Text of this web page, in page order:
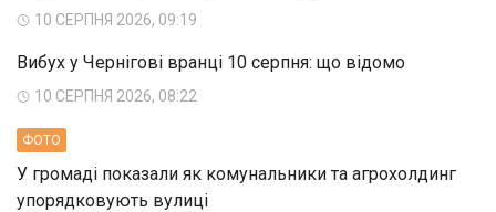
10 СЕРПНЯ 2026, 09:19
Вибух у Чернігові вранці 10 серпня: що відомо
10 СЕРПНЯ 2026, 08:22
ФОТО
У громаді показали як комунальники та агрохолдинг
упорядковують вулиці